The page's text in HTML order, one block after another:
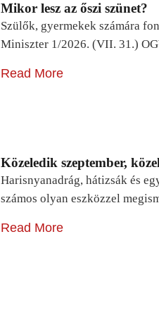
Mikor lesz az őszi szünet?
Szülők, gyermekek számára
Miniszter 1/2026. (VII. 31.)
Read More
Közeledik szeptember,
Harisnyanadrág, hátizsák és
számos olyan eszközzel
Read More